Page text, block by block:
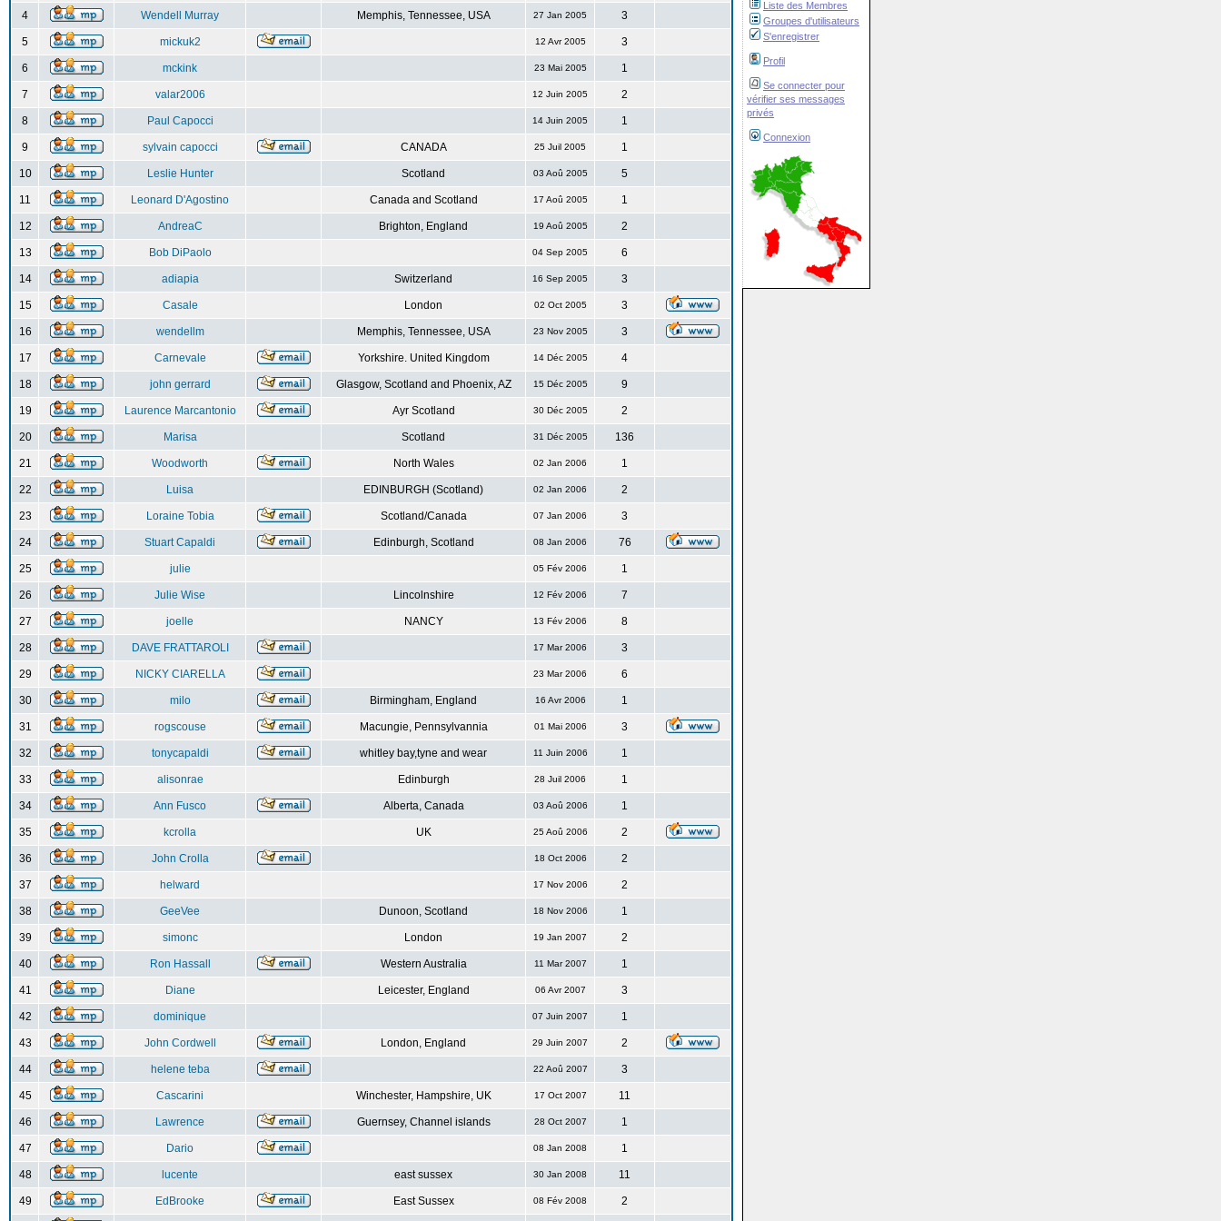
Liste des Membres
Groupes d'utilisateurs
S'enregistrer
Profil
Se connecter pour
vérifier ses messages
privés
Connexion
4 Wendell Murray Memphis, Tennessee, USA 27 Jan 2005 3
5 mickuk2 12 Avr 2005 3
6 mckink 23 Mai 2005 1
7 valar2006 12 Juin 2005 2
8 Paul Capocci 14 Juin 2005 1
9 sylvain capocci CANADA 25 Juil 2005 1
10 Leslie Hunter Scotland 03 Aoû 2005 5
11 Leonard D'Agostino Canada and Scotland 17 Aoû 2005 1
12 AndreaC Brighton, England 19 Aoû 2005 2
13 Bob DiPaolo 04 Sep 2005 6
14 adiapia Switzerland 16 Sep 2005 3
15 Casale London 02 Oct 2005 3
16 wendellm Memphis, Tennessee, USA 23 Nov 2005 3
17 Carnevale Yorkshire. United Kingdom 14 Déc 2005 4
18 john gerrard Glasgow, Scotland and Phoenix, AZ 15 Déc 2005 9
19 Laurence Marcantonio Ayr Scotland 30 Déc 2005 2
20 Marisa Scotland 31 Déc 2005 136
21 Woodworth North Wales 02 Jan 2006 1
22 Luisa EDINBURGH (Scotland) 02 Jan 2006 2
23 Loraine Tobia Scotland/Canada 07 Jan 2006 3
24 Stuart Capaldi Edinburgh, Scotland 08 Jan 2006 76
25 julie 05 Fév 2006 1
26 Julie Wise Lincolnshire 12 Fév 2006 7
27 joelle NANCY 13 Fév 2006 8
28 DAVE FRATTAROLI 17 Mar 2006 3
29 NICKY CIARELLA 23 Mar 2006 6
30 milo Birmingham, England 16 Avr 2006 1
31 rogscouse Macungie, Pennsylvannia 01 Mai 2006 3
32 tonycapaldi whitley bay,tyne and wear 11 Juin 2006 1
33 alisonrae Edinburgh 28 Juil 2006 1
34 Ann Fusco Alberta, Canada 03 Aoû 2006 1
35 kcrolla UK 25 Aoû 2006 2
36 John Crolla 18 Oct 2006 2
37 helward 17 Nov 2006 2
38 GeeVee Dunoon, Scotland 18 Nov 2006 1
39 simonc London 19 Jan 2007 2
40 Ron Hassall Western Australia 11 Mar 2007 1
41 Diane Leicester, England 06 Avr 2007 3
42 dominique 07 Juin 2007 1
43 John Cordwell London, England 29 Juin 2007 2
44 helene teba 22 Aoû 2007 3
45 Cascarini Winchester, Hampshire, UK 17 Oct 2007 11
46 Lawrence Guernsey, Channel islands 28 Oct 2007 1
47 Dario 08 Jan 2008 1
48 lucente east sussex 30 Jan 2008 11
49 EdBrooke East Sussex 08 Fév 2008 2